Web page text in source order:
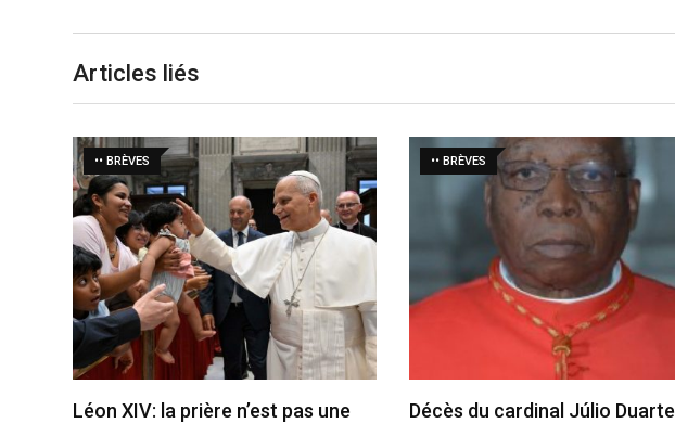
Articles liés
•• BRÈVES
Léon XIV: la prière n’est pas une
•• BRÈVES
Décès du cardinal Júlio Duarte